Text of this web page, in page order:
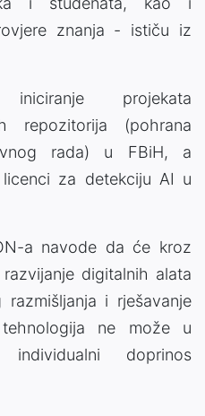
znanja - ističu iz
projekata
repozitorija (pohrana
rada) u FBiH, a
za detekciju AI u
a navode da će kroz
digitalnih alata
i rješavanje
ne može u
individualni doprinos